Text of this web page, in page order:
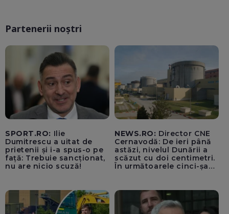
Partenerii noștri
SPORT.RO: Ilie
Dumitrescu a uitat de
prietenii și i-a spus-o pe
față: Trebuie sancționat,
nu are nicio scuză!
NEWS.RO: Director CNE
Cernavodă: De ieri până
astăzi, nivelul Dunării a
scăzut cu doi centimetri.
În următoarele cinci-șase
luăm în considerare
operațiunile de astăzi cu
barjele